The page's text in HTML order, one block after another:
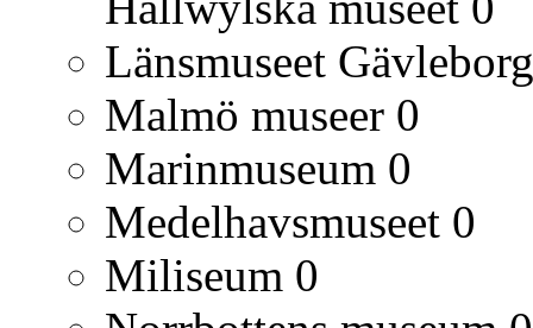
Länsmuseet Gävleborg
Malmö museer 0
Marinmuseum 0
Medelhavsmuseet 0
Miliseum 0